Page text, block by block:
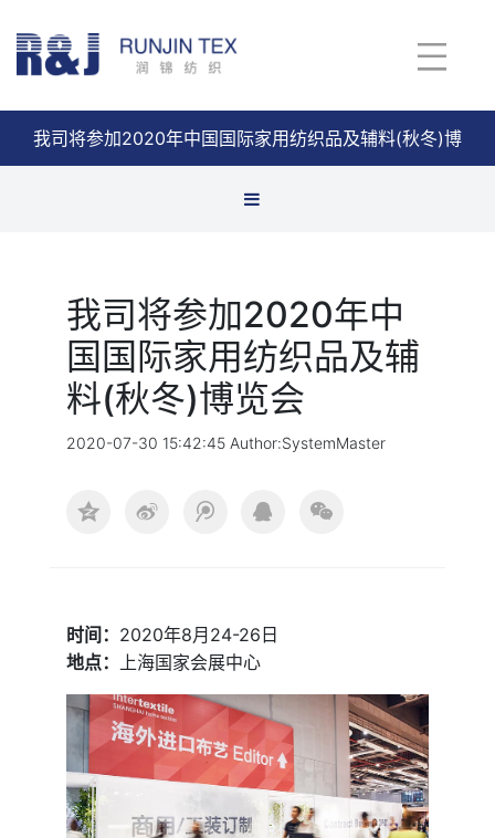
我司将参加2020年中国国际家用纺织品及辅料(秋冬)博
查看详情
我司将参加2020年中
国国际家用纺织品及辅
料(秋冬)博览会
2020-07-30 15:42:45 Author:SystemMaster
时间： 2020年8月24-26日
地点： 上海国家会展中心